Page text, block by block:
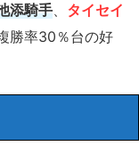
添騎手
タイセイ
勝率30％台の好